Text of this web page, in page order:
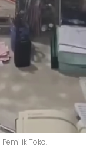
Toko.